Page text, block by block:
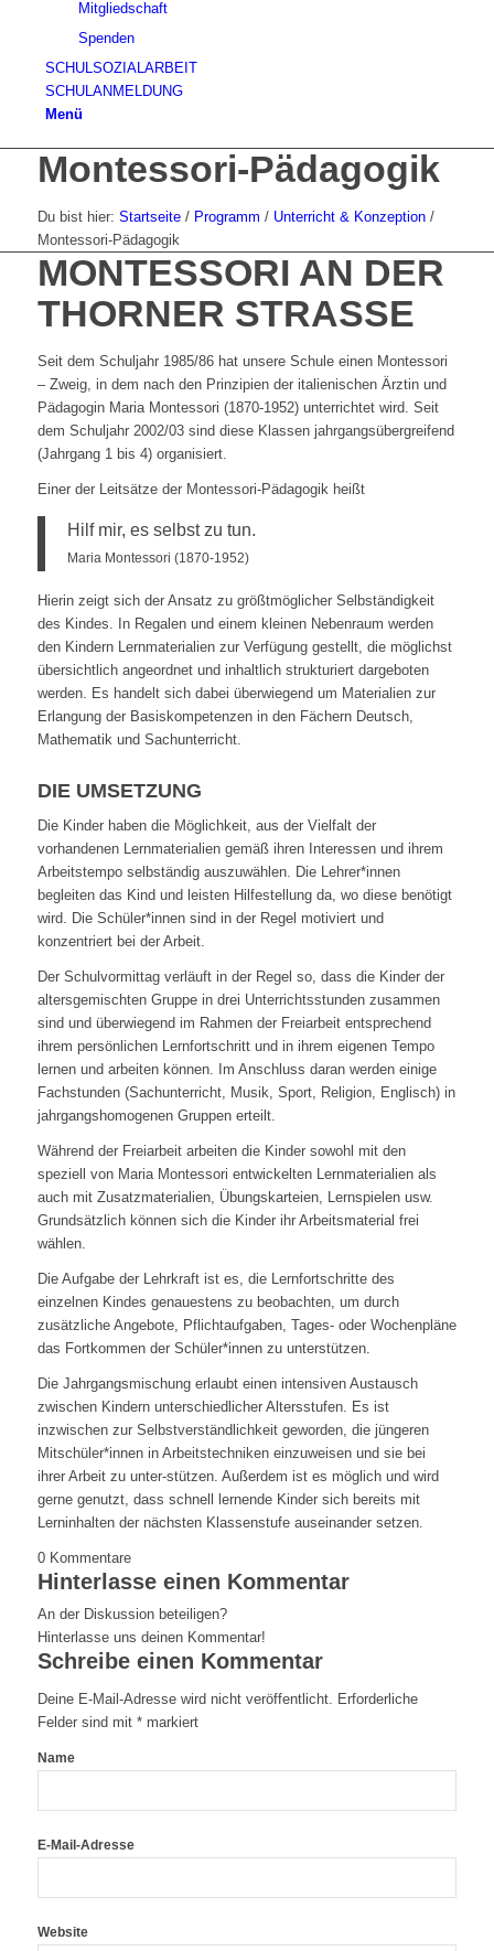
Mitgliedschaft
Spenden
SCHULSOZIALARBEIT
SCHULANMELDUNG
Menü
Montessori-Pädagogik
Du bist hier: Startseite / Programm / Unterricht & Konzeption /
Montessori-Pädagogik
MONTESSORI AN DER
THORNER STRASSE
Seit dem Schuljahr 1985/86 hat unsere Schule einen Montessori
– Zweig, in dem nach den Prinzipien der italienischen Ärztin und
Pädagogin Maria Montessori (1870-1952) unterrichtet wird. Seit
dem Schuljahr 2002/03 sind diese Klassen jahrgangsübergreifend
(Jahrgang 1 bis 4) organisiert.
Einer der Leitsätze der Montessori-Pädagogik heißt
Hilf mir, es selbst zu tun.
Maria Montessori (1870-1952)
Hierin zeigt sich der Ansatz zu größtmöglicher Selbständigkeit
des Kindes. In Regalen und einem kleinen Nebenraum werden
den Kindern Lernmaterialien zur Verfügung gestellt, die möglichst
übersichtlich angeordnet und inhaltlich strukturiert dargeboten
werden. Es handelt sich dabei überwiegend um Materialien zur
Erlangung der Basiskompetenzen in den Fächern Deutsch,
Mathematik und Sachunterricht.
DIE UMSETZUNG
Die Kinder haben die Möglichkeit, aus der Vielfalt der
vorhandenen Lernmaterialien gemäß ihren Interessen und ihrem
Arbeitstempo selbständig auszuwählen. Die Lehrer*innen
begleiten das Kind und leisten Hilfestellung da, wo diese benötigt
wird. Die Schüler*innen sind in der Regel motiviert und
konzentriert bei der Arbeit.
Der Schulvormittag verläuft in der Regel so, dass die Kinder der
altersgemischten Gruppe in drei Unterrichtsstunden zusammen
sind und überwiegend im Rahmen der Freiarbeit entsprechend
ihrem persönlichen Lernfortschritt und in ihrem eigenen Tempo
lernen und arbeiten können. Im Anschluss daran werden einige
Fachstunden (Sachunterricht, Musik, Sport, Religion, Englisch) in
jahrgangshomogenen Gruppen erteilt.
Während der Freiarbeit arbeiten die Kinder sowohl mit den
speziell von Maria Montessori entwickelten Lernmaterialien als
auch mit Zusatzmaterialien, Übungskarteien, Lernspielen usw.
Grundsätzlich können sich die Kinder ihr Arbeitsmaterial frei
wählen.
Die Aufgabe der Lehrkraft ist es, die Lernfortschritte des
einzelnen Kindes genauestens zu beobachten, um durch
zusätzliche Angebote, Pflichtaufgaben, Tages- oder Wochenpläne
das Fortkommen der Schüler*innen zu unterstützen.
Die Jahrgangsmischung erlaubt einen intensiven Austausch
zwischen Kindern unterschiedlicher Altersstufen. Es ist
inzwischen zur Selbstverständlichkeit geworden, die jüngeren
Mitschüler*innen in Arbeitstechniken einzuweisen und sie bei
ihrer Arbeit zu unter-stützen. Außerdem ist es möglich und wird
gerne genutzt, dass schnell lernende Kinder sich bereits mit
Lerninhalten der nächsten Klassenstufe auseinander setzen.
0 Kommentare
Hinterlasse einen Kommentar
An der Diskussion beteiligen?
Hinterlasse uns deinen Kommentar!
Schreibe einen Kommentar
Deine E-Mail-Adresse wird nicht veröffentlicht. Erforderliche
Felder sind mit *markiert
Name
E-Mail-Adresse
Website